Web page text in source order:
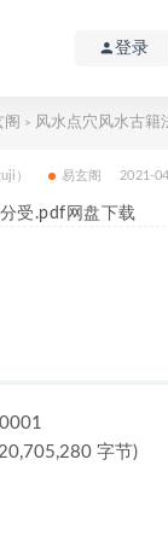
登录
阁 > 风水点穴风水古籍
） 易玄阁 2021-
受.pdf网盘下载
字节)